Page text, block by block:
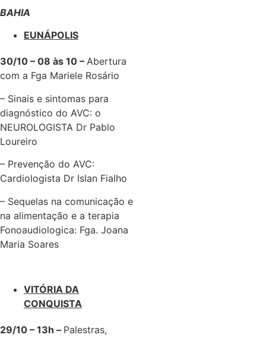
BAHIA
EUNÁPOLIS
30/10 – 08 às 10 – Abertura
com a Fga Mariele Rosário
– Sinais e sintomas para
diagnóstico do AVC: o
NEUROLOGISTA Dr Pablo
Loureiro
– Prevenção do AVC:
Cardiologista Dr Islan Fialho
– Sequelas na comunicação e
na alimentação e a terapia
Fonoaudiologica: Fga. Joana
Maria Soares
VITÓRIA DA
CONQUISTA
29/10 – 13h – Palestras,